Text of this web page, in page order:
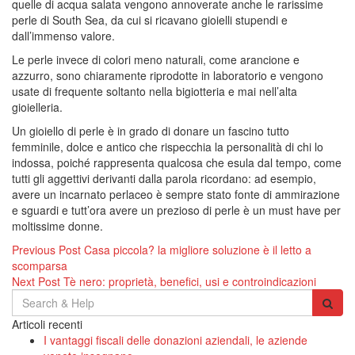
quelle di acqua salata vengono annoverate anche le rarissime
perle di South Sea, da cui si ricavano gioielli stupendi e
dall’immenso valore.
Le perle invece di colori meno naturali, come arancione e
azzurro, sono chiaramente riprodotte in laboratorio e vengono
usate di frequente soltanto nella bigiotteria e mai nell’alta
gioielleria.
Un gioiello di perle è in grado di donare un fascino tutto
femminile, dolce e antico che rispecchia la personalità di chi lo
indossa, poiché rappresenta qualcosa che esula dal tempo, come
tutti gli aggettivi derivanti dalla parola ricordano: ad esempio,
avere un incarnato perlaceo è sempre stato fonte di ammirazione
e sguardi e tutt’ora avere un prezioso di perle è un must have per
moltissime donne.
Navigazione
articoli
Previous Post Casa piccola? la migliore soluzione è il letto a
scomparsa
Next Post Tè nero: proprietà, benefici, usi e controindicazioni
Search
for:
Articoli recenti
I vantaggi fiscali delle donazioni aziendali, le aziende